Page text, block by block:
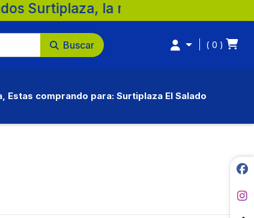
opción para tu familia. 💚 🛒
Buscar 0
Estas comprando para: Surtiplaza El Salado